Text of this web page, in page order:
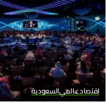
اقتصاد عالميالسعودية